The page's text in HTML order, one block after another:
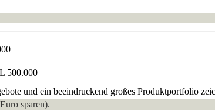
500.000
und ein beeindruckend großes Produktportfolio
sparen).